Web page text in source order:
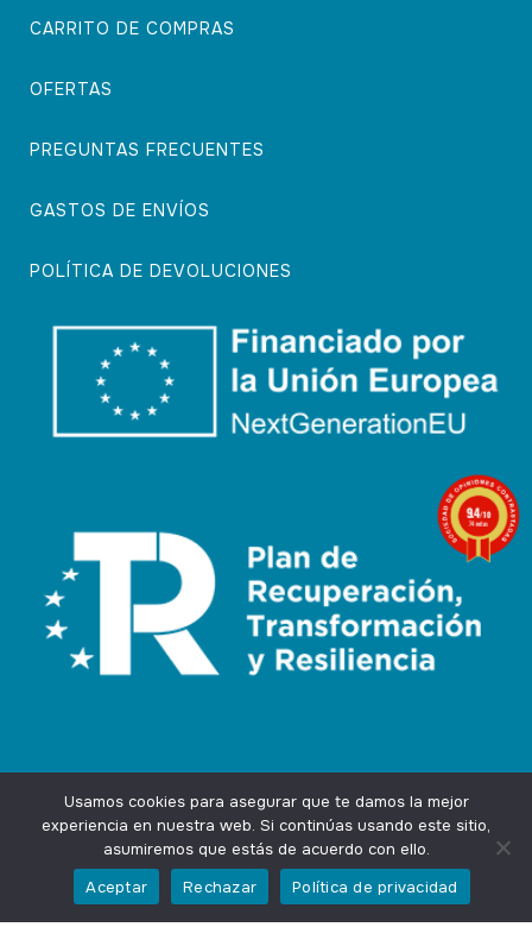
CARRITO DE COMPRAS
OFERTAS
PREGUNTAS FRECUENTES
GASTOS DE ENVÍOS
POLÍTICA DE DEVOLUCIONES
Design byAgencia Marketing OnlineIngenium.Marketing
Privacidad
Usamos cookies para asegurar que te damos la mejor
experiencia en nuestra web. Si continúas usando este sitio,
asumiremos que estás de acuerdo con ello.
Aceptar
Rechazar Política de privacidad
9.4/10
74 notas